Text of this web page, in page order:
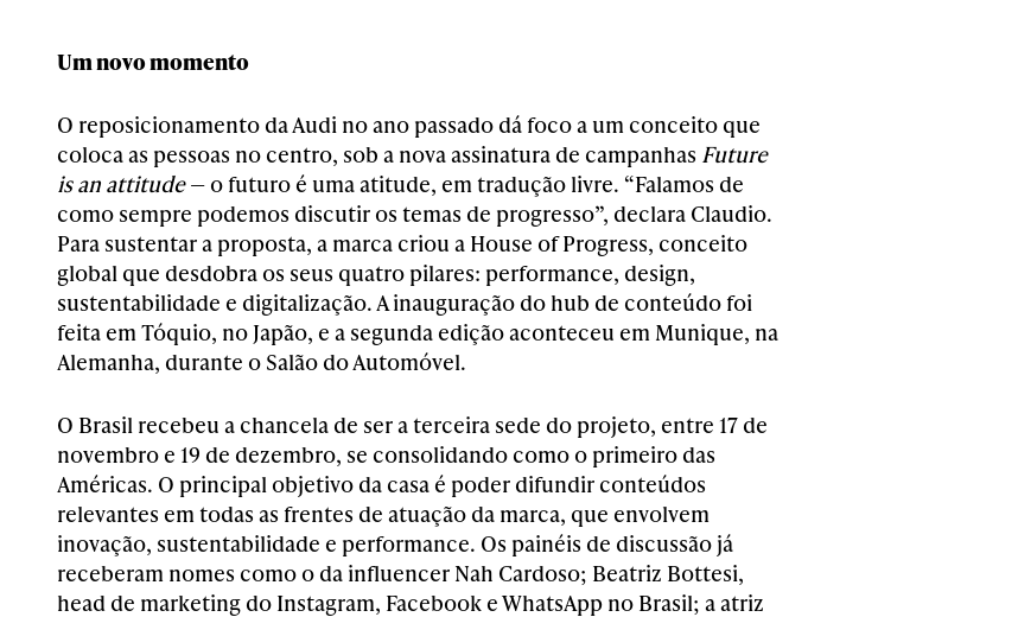
Um novo momento
O reposicionamento da Audi no ano passado dá foco a um conceito que
coloca as pessoas no centro, sob a nova assinatura de campanhas Future
is an attitude— o futuro é uma atitude, em tradução livre. “Falamos de
como sempre podemos discutir os temas de progresso”, declara Claudio.
Para sustentar a proposta, a marca criou a House of Progress, conceito
global que desdobra os seus quatro pilares: performance, design,
sustentabilidade e digitalização. A inauguração do hub de conteúdo foi
feita em Tóquio, no Japão, e a segunda edição aconteceu em Munique, na
Alemanha, durante o Salão do Automóvel.
O Brasil recebeu a chancela de ser a terceira sede do projeto, entre 17 de
novembro e 19 de dezembro, se consolidando como o primeiro das
Américas. O principal objetivo da casa é poder difundir conteúdos
relevantes em todas as frentes de atuação da marca, que envolvem
inovação, sustentabilidade e performance. Os painéis de discussão já
receberam nomes como o da influencer Nah Cardoso; Beatriz Bottesi,
head de marketing do Instagram, Facebook e WhatsApp no Brasil; a atriz